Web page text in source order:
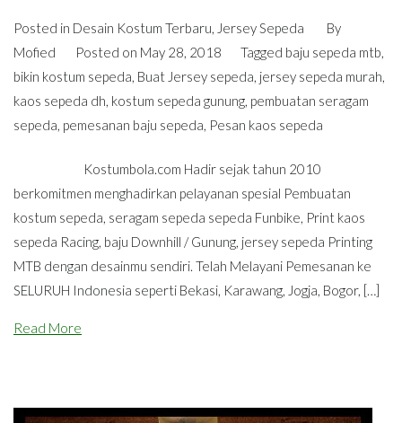
Posted in Desain Kostum Terbaru, Jersey Sepeda
By
Mofied
Posted on May 28, 2018 Tagged baju sepeda mtb,
bikin kostum sepeda, Buat Jersey sepeda, jersey sepeda murah,
kaos sepeda dh, kostum sepeda gunung, pembuatan seragam
sepeda, pemesanan baju sepeda, Pesan kaos sepeda
Kostumbola.com Hadir sejak tahun 2010
berkomitmen menghadirkan pelayanan spesial Pembuatan
kostum sepeda, seragam sepeda sepeda Funbike, Print kaos
sepeda Racing, baju Downhill / Gunung, jersey sepeda Printing
MTB dengan desainmu sendiri. Telah Melayani Pemesanan ke
SELURUH Indonesia seperti Bekasi, Karawang, Jogja, Bogor, […]
Read More